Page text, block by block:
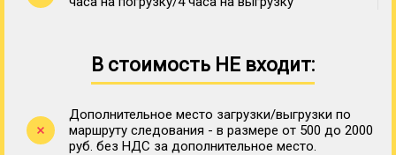
В стоимость НЕ входит:
Дополнительное место загрузки/выгрузки по
маршруту следования - в размере от 500 до 2000
руб. без НДС за дополнительное место.